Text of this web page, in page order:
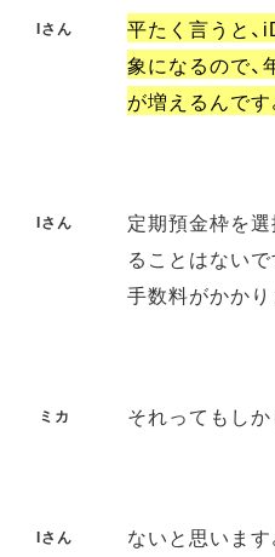
Iさん
平たく言うと
象になるので
が増えるんです
Iさん
定期預金枠を
ることはない
手数料がかか
ミカ それってもし
Iさん
ないと思いま